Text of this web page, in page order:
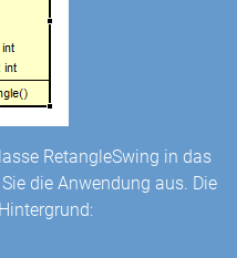
RetangleSwing in das
die Anwendung aus. Die